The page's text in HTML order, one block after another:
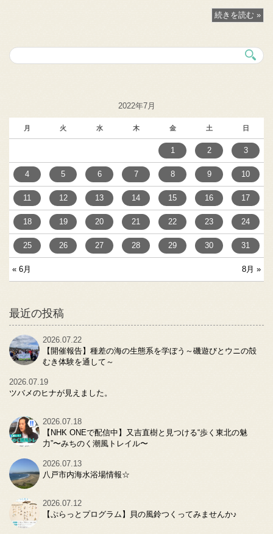
続きを読む »
2022年7月
月 火 水 木 金 土 日
« 6月 8月 »
1 2 3
4 5 6 7 8 9 10
11 12 13 14 15 16 17
18 19 20 21 22 23 24
25 26 27 28 29 30 31
最近の投稿
2026.07.22
【開催報告】種差の海の生態系を学ぼう～磯遊びとウニの殻
むき体験を通して～
2026.07.19
ツバメのヒナが見えました。
2026.07.18
【NHK ONEで配信中】又吉直樹と見つける“歩く東北の魅
力”〜みちのく潮風トレイル〜
2026.07.13
八戸市内海水浴場情報☆
2026.07.12
【ぷらっとプログラム】貝の風鈴つくってみませんか♪